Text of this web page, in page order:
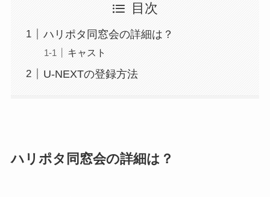
目次
ハリポタ同窓会の詳細は？
キャスト
U-NEXTの登録方法
ハリポタ同窓会の詳細は？